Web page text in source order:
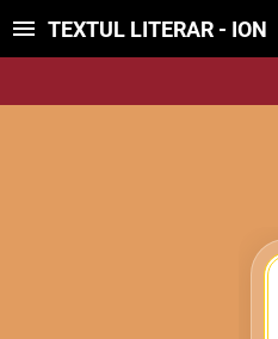
TEXTUL LITERAR - ION